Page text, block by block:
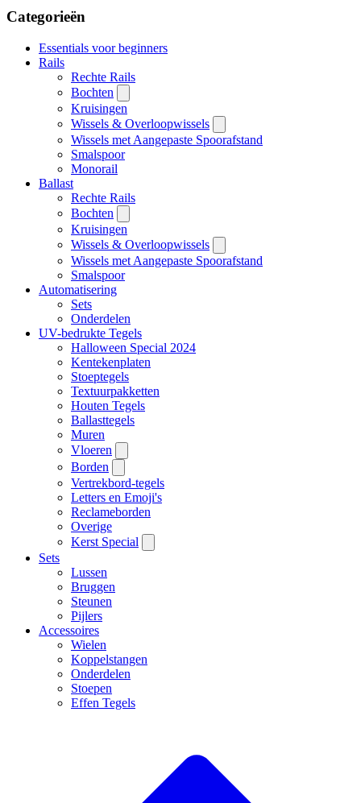
Categorieën
Essentials voor beginners
Rails
Rechte Rails
Bochten
Kruisingen
Wissels & Overloopwissels
Wissels met Aangepaste Spoorafstand
Smalspoor
Monorail
Ballast
Rechte Rails
Bochten
Kruisingen
Wissels & Overloopwissels
Wissels met Aangepaste Spoorafstand
Smalspoor
Automatisering
Sets
Onderdelen
UV-bedrukte Tegels
Halloween Special 2024
Kentekenplaten
Stoeptegels
Textuurpakketten
Houten Tegels
Ballasttegels
Muren
Vloeren
Borden
Vertrekbord-tegels
Letters en Emoji's
Reclameborden
Overige
Kerst Special
Sets
Lussen
Bruggen
Steunen
Pijlers
Accessoires
Wielen
Koppelstangen
Onderdelen
Stoepen
Effen Tegels